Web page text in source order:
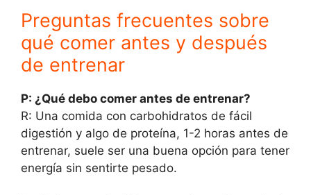
Preguntas frecuentes sobre
qué comer antes y después
de entrenar
P: ¿Qué debo comer antes de entrenar?
R: Una comida con carbohidratos de fácil
digestión y algo de proteína, 1-2 horas antes de
entrenar, suele ser una buena opción para tener
energía sin sentirte pesado.